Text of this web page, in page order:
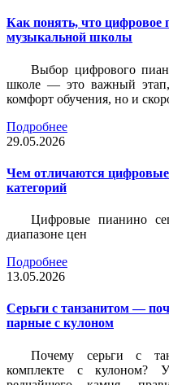
Как понять, что цифровое
музыкальной школы
Выбор цифрового
школе — это важный этап,
комфорт обучения, но и
Подробнее
29.05.2026
Чем отличаются
категорий
Цифровые пианино
диапазоне цен
Подробнее
13.05.2026
Серьги с танзанитом —
парные с кулоном
Почему серьги с
комплекте с кулоном?